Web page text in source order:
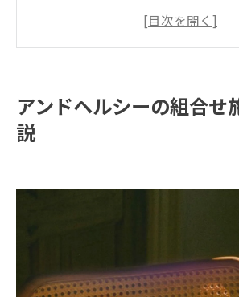
エクステ＋パーマ組み合わ
アンドヘルシーの強み
LEDマツエクも話題のアン
のポイント
合わせ施術の選び方
アンドヘルシーの組合せ
説